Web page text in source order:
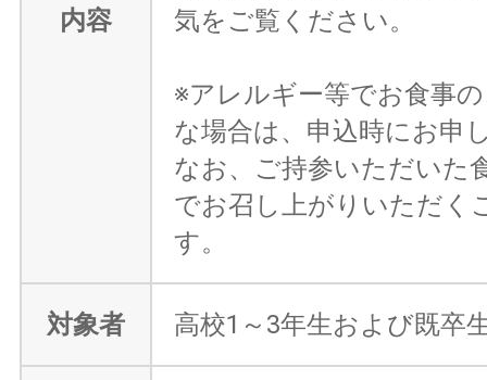
内容
気をご覧ください。
※アレルギー等でお食事
な場合は、申込時にお申
なお、ご持参いただいた
でお召し上がりいただく
す。
対象者 高校1～3年生および既卒